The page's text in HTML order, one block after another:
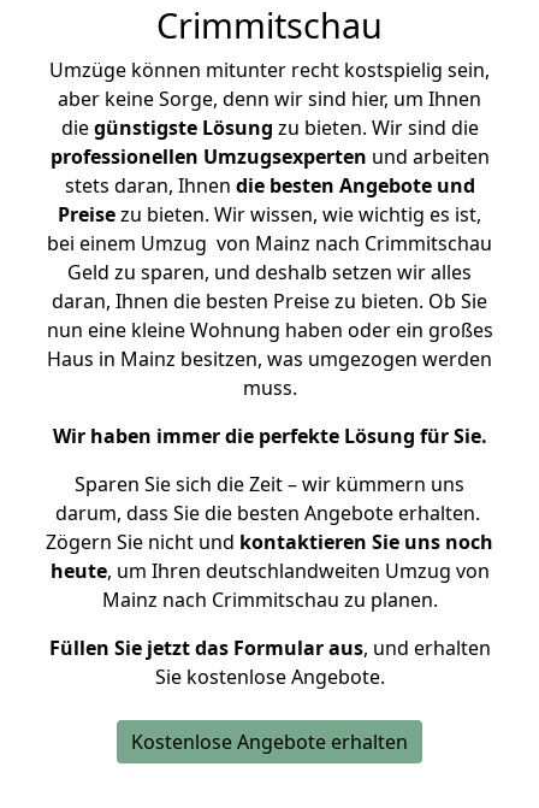
Crimmitschau
Umzüge können mitunter recht kostspielig sein,
aber keine Sorge, denn wir sind hier, um Ihnen
diegünstigste Lösung zu bieten. Wir sind die
professionellen Umzugsexperten und arbeiten
stets daran, Ihnen die besten Angebote und
Preisezu bieten. Wir wissen, wie wichtig es ist,
bei einem Umzug von Mainz nach Crimmitschau
Geld zu sparen, und deshalb setzen wir alles
daran, Ihnen die besten Preise zu bieten. Ob Sie
nun eine kleine Wohnung haben oder ein großes
Haus in Mainz besitzen, was umgezogen werden
muss.
Wir haben immer die perfekte Lösung für Sie.
Sparen Sie sich die Zeit – wir kümmern uns
darum, dass Sie die besten Angebote erhalten.
Zögern Sie nicht und kontaktieren Sie uns noch
heute, um Ihren deutschlandweiten Umzug von
Mainz nach Crimmitschau zu planen.
Füllen Sie jetzt das Formular aus, und erhalten
Sie kostenlose Angebote.
Kostenlose Angebote erhalten